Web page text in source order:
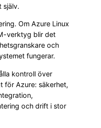
själv.
Om Azure Linux
verktyg blir det
och
fungerar.
kontroll över
för Azure: säkerhet,
och drift i stor